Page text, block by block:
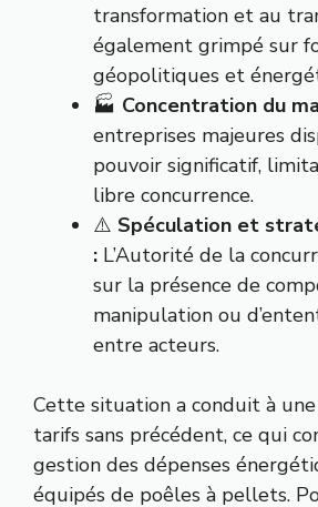
transformation et au
également grimpé sur
géopolitiques et
🏭 Concentration du
entreprises majeures
pouvoir significatif,
libre concurrence.
⚠️ Spéculation et
: L’Autorité de la
sur la présence de
manipulation ou
entre acteurs.
Cette situation a conduit à
tarifs sans précédent, ce qui
gestion des dépenses
équipés de poêles à pellets.